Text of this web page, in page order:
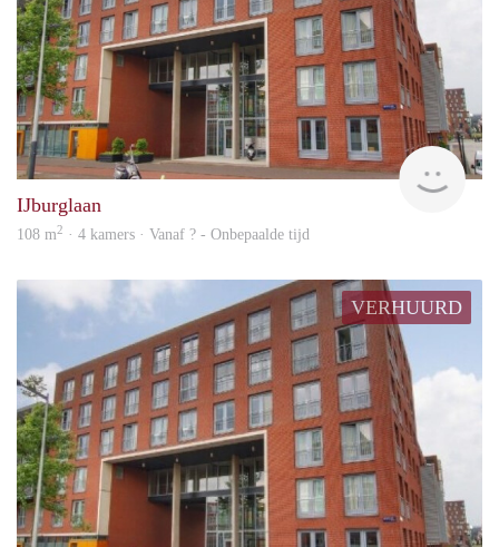
IJburglaan
108 m2 · 4 kamers · Vanaf ? - Onbepaalde tijd
VERHUURD